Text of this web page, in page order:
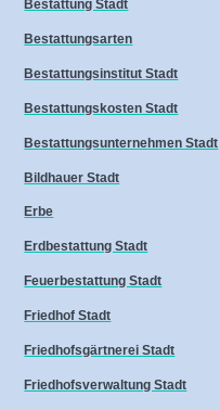
Bestattung Stadt
Bestattungsarten
Bestattungsinstitut Stadt
Bestattungskosten Stadt
Bestattungsunternehmen Stadt
Bildhauer Stadt
Erbe
Erdbestattung Stadt
Feuerbestattung Stadt
Friedhof Stadt
Friedhofsgärtnerei Stadt
Friedhofsverwaltung Stadt